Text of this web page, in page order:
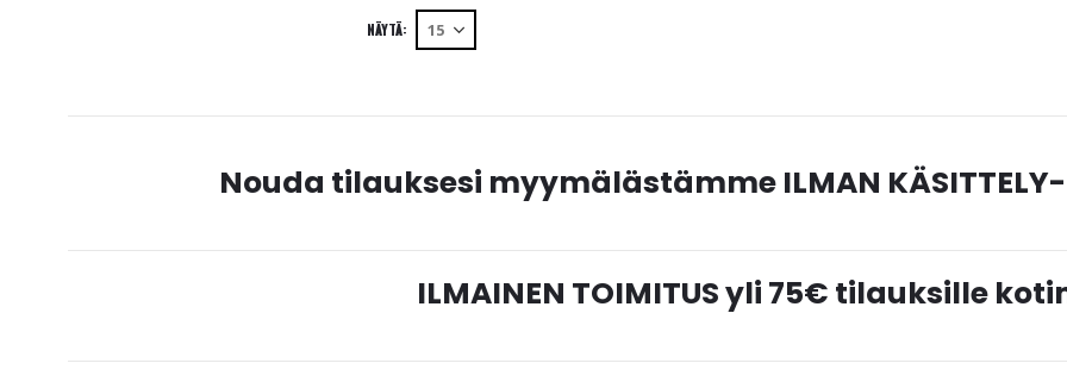
NÄYTÄ
Nouda tilauksesi myymälästämme ILMAN KÄSITTELY-
ILMAINEN TOIMITUS yli 75€ tilauksille